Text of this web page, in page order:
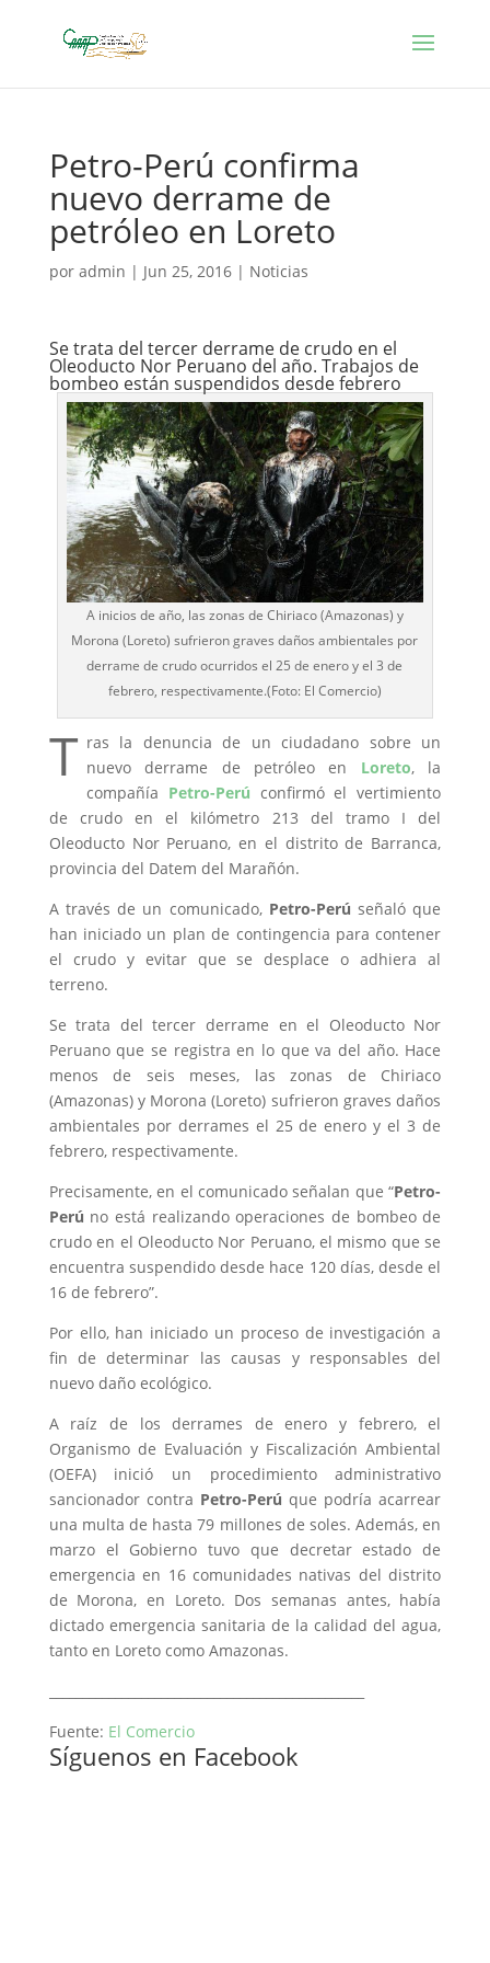
Petro-Perú confirma
nuevo derrame de
petróleo en Loreto
por admin | Jun 25, 2016| Noticias
Se trata del tercer derrame de crudo en el
Oleoducto Nor Peruano del año. Trabajos de
bombeo están suspendidos desde febrero
A inicios de año, las zonas de Chiriaco (Amazonas) y
Morona (Loreto) sufrieron graves daños ambientales por
derrame de crudo ocurridos el 25 de enero y el 3 de
febrero, respectivamente.(Foto: El Comercio)
T ras la denuncia de un ciudadano sobre un
nuevo derrame de petróleo en Loreto, la
compañía Petro-Perú confirmó el vertimiento
de crudo en el kilómetro 213 del tramo I del
Oleoducto Nor Peruano, en el distrito de Barranca,
provincia del Datem del Marañón.
A través de un comunicado,Petro-Perú señaló que
han iniciado un plan de contingencia para contener
el crudo y evitar que se desplace o adhiera al
terreno.
Se trata del tercer derrame en el Oleoducto Nor
Peruano que se registra en lo que va del año. Hace
menos de seis meses, las zonas de Chiriaco
(Amazonas) y Morona (Loreto) sufrieron graves daños
ambientales por derrames el 25 de enero y el 3 de
febrero, respectivamente.
Precisamente, en el comunicado señalan que “Petro-
Perú no está realizando operaciones de bombeo de
crudo en el Oleoducto Nor Peruano, el mismo que se
encuentra suspendido desde hace 120 días, desde el
16 de febrero”.
Por ello, han iniciado un proceso de investigación a
fin de determinar las causas y responsables del
nuevo daño ecológico.
A raíz de los derrames de enero y febrero, el
Organismo de Evaluación y Fiscalización Ambiental
(OEFA) inició un procedimiento administrativo
sancionador contra Petro-Perúque podría acarrear
una multa de hasta 79 millones de soles. Además, en
marzo el Gobierno tuvo que decretar estado de
emergencia en 16 comunidades nativas del distrito
de Morona, en Loreto. Dos semanas antes, había
dictado emergencia sanitaria de la calidad del agua,
tanto en Loreto como Amazonas.
Fuente: El Comercio
Síguenos en Facebook